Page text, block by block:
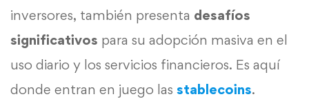
inversores, también presenta desafíos
significativos para su adopción masiva en el
uso diario y los servicios financieros. Es aquí
donde entran en juego las stablecoins.